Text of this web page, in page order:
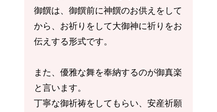
御饌は、御饌前に神饌のお供えをして
から、お祈りをして大御神に祈りをお
伝えする形式です。
また、優雅な舞を奉納するのが御真楽
と言います。
丁寧な御祈祷をしてもらい、安産祈願